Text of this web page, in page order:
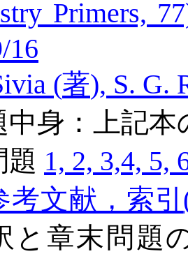
Primers,
16
(著), S. G.
身：上記本
1, 2, 3,4, 5,
文献，索引
と章末問題